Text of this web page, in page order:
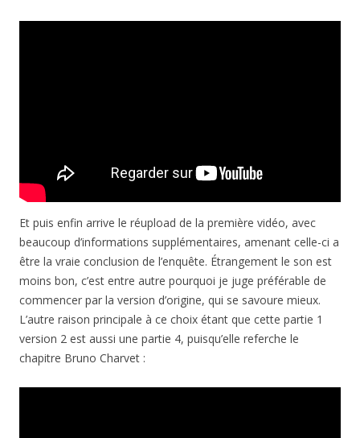
Et puis enfin arrive le réupload de la première vidéo, avec
beaucoup d’informations supplémentaires, amenant celle-ci a
être la vraie conclusion de l’enquête. Étrangement le son est
moins bon, c’est entre autre pourquoi je juge préférable de
commencer par la version d’origine, qui se savoure mieux.
L’autre raison principale à ce choix étant que cette partie 1
version 2 est aussi une partie 4, puisqu’elle referche le
chapitre Bruno Charvet :